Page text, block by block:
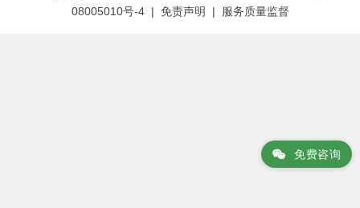
08005010号-4 | 免责声明 | 服务质量监督
免费咨询